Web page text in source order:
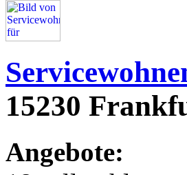
15230
Angebote: